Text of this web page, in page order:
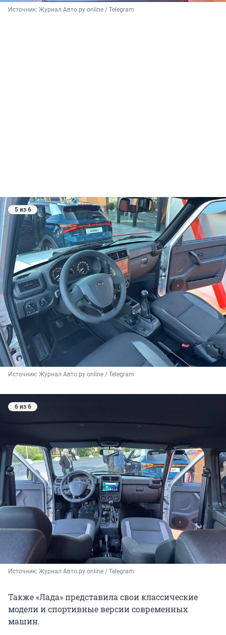
Источник: Журнал Авто.ру online / Telegram
5 из 6
Источник: Журнал Авто.ру online / Telegram
6 из 6
Источник: Журнал Авто.ру online / Telegram
Также «Лада» представила свои классические
модели и спортивные версии современных
машин.